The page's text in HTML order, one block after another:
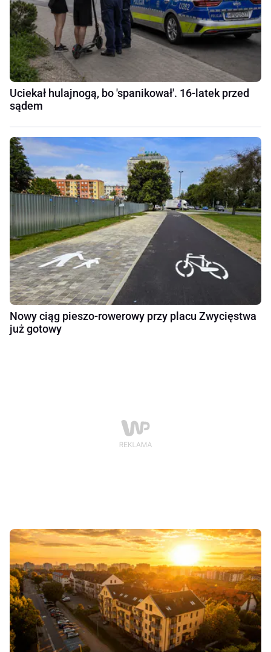
Uciekał hulajnogą, bo 'spanikował'. 16-latek przed
sądem
Nowy ciąg pieszo-rowerowy przy placu Zwycięstwa
już gotowy